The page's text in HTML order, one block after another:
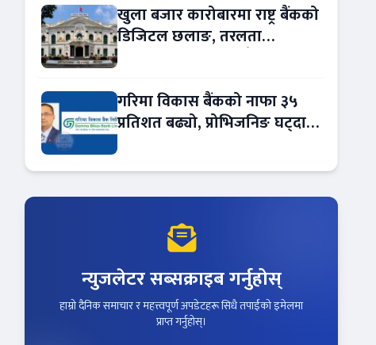
खुला बजार कारोबारमा राष्ट्र बैंकको
डिजिटल छलाङ, तरलता
गरिमा विकास बैंकको नाफा ३५
प्रतिशत बढ्यो, प्रोभिजनिङ घट्दा
न्युजलेटर सब्सक्राइब गर्नुहोस्
हाम्रो दैनिक समाचार र महत्त्वपूर्ण अपडेटहरू सिधै तपाईंको इमेलमा
प्राप्त गर्नुहोस्।